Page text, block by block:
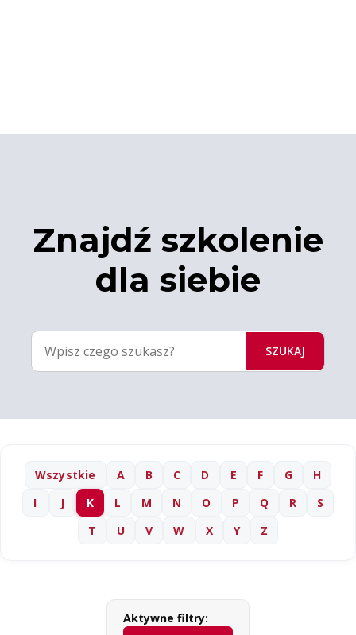
Znajdź szkolenie
dla siebie
SZUKAJ
Wszystkie A B C D E F G
H
I
J K L M N O P Q R
S
T
U V W X Y Z
Aktywne filtry: